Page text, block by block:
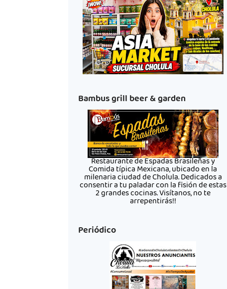
Bambus grill beer & garden
Restaurante de Espadas Brasileñas y
Comida típica Mexicana, ubicado en la
milenaria ciudad de Cholula. Dedicados a
consentir a tu paladar con la fisión de estas
2 grandes cocinas. Visítanos, no te
arrepentirás!!
Periódico